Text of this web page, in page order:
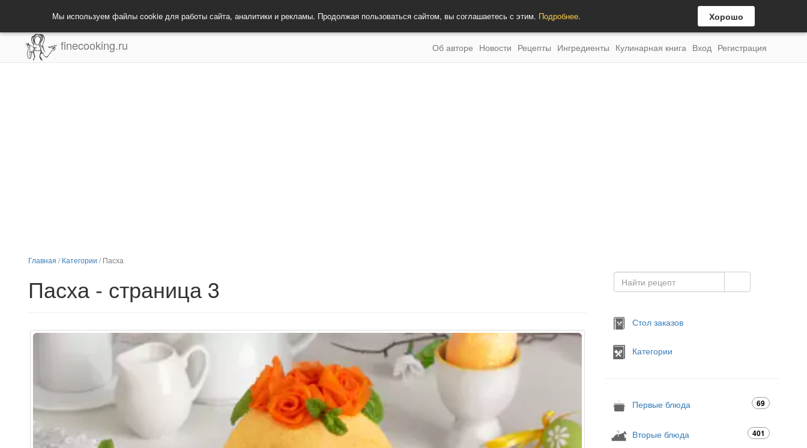
Мы используем файлы cookie для работы сайта, аналитики и рекламы. Продолжая пользоваться сайтом, вы соглашаетесь с этим. Подробнее. Хорошо
finecooking.ru Об авторе Новости Рецепты Ингредиенты Кулинарная книга Вход Регистрация
Главная /Категории /Пасха
Пасха - страница 3
Стол заказов
Категории
Первые блюда 69
Вторые блюда 401